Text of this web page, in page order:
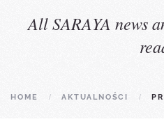
All SARAYA news
HOME AKTUALNOŚCI